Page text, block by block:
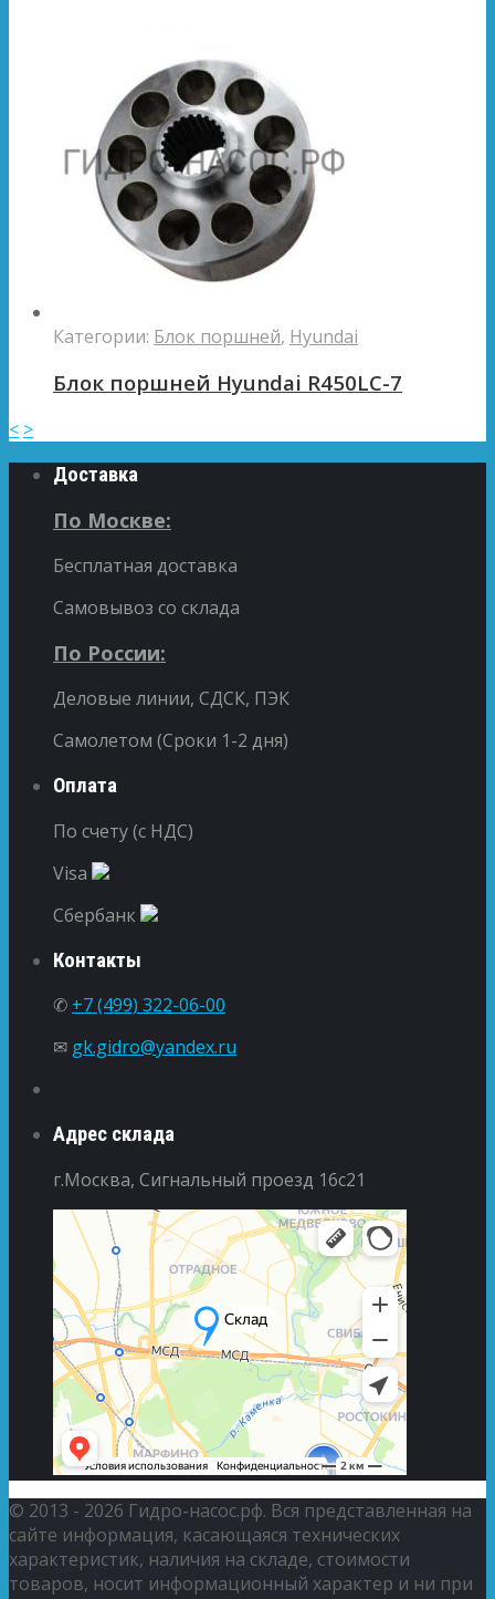
Категории: Блок поршней, Hyundai
Блок поршней Hyundai R450LC-7
< >
Доставка
По Москве:
Бесплатная доставка
Самовывоз со склада
По России:
Деловые линии, СДСК, ПЭК
Самолетом (Сроки 1-2 дня)
Оплата
По счету (с НДС)
Visa
Сбербанк
Контакты
✆ +7 (499) 322-06-00
✉ gk.gidro@yandex.ru
Адрес склада
г.Москва, Сигнальный проезд 16с21
© 2013 - 2026 Гидро-насос.рф. Вся представленная на
сайте информация, касающаяся технических
характеристик, наличия на складе, стоимости
товаров, носит информационный характер и ни при